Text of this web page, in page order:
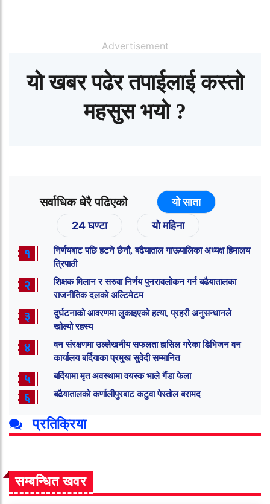
Advertisement
यो खबर पढेर तपाईलाई कस्तो
महसुस भयो ?
सर्वाधिक धेरै पढिएको
यो साता
24 घण्टा
यो महिना
१
निर्णयबाट पछि हटने छैनौ, बढैयाताल गाऊपालिका अध्यक्ष हिमालय
त्रिपाठी
२
शिक्षक मिलान र सरुवा निर्णय पुनरावलोकन गर्न बढैयातालका
राजनीतिक दलको अल्टिमेटम
३
दुर्घटनाको आवरणमा लुकाइएको हत्या, प्रहरी अनुसन्धानले
खोल्यो रहस्य
४
वन संरक्षणमा उल्लेखनीय सफलता हासिल गरेका डिभिजन वन
कार्यालय बर्दियाका प्रमुख सुवेदी सम्मानित
५ बर्दियामा मृत अवस्थामा वयस्क भाले गैंडा फेला
६ बढैयातालको कर्णालीपुरबाट कटुवा पेस्तोल बरामद
प्रतिक्रिया
सम्बन्धित खवर